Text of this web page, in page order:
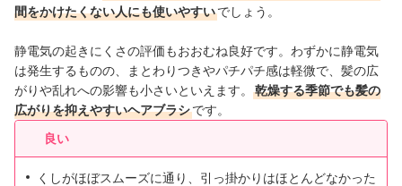
間をかけたくない人にも使いやすいでしょう。
静電気の起きにくさの評価もおおむね良好です。わずかに静電気
は発生するものの、まとわりつきやパチパチ感は軽微で、髪の広
がりや乱れへの影響も小さいといえます。
乾燥する季節でも髪の
広がりを抑えやすいヘアブラシです。
良い
くしがほぼスムーズに通り、引っ掛かりはほとんどなかった